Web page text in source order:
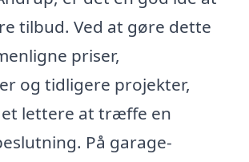
tilbud. Ved at gøre dette
priser,
og tidligere projekter,
lettere at træffe en
På garage-